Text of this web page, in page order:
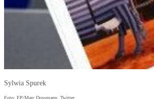
Sylwia Spurek
Foto: EP/Marc Dossmann, Twitter